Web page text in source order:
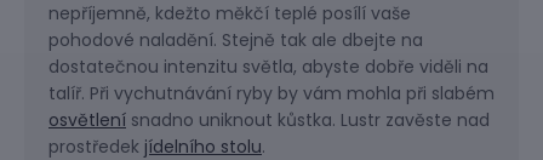
nepříjemně, kdežto měkčí teplé posílí vaše
pohodové naladění. Stejně tak ale dbejte na
dostatečnou intenzitu světla, abyste dobře viděli na
talíř. Při vychutnávání ryby by vám mohla při slabém
osvětlení snadno uniknout kůstka. Lustr zavěste nad
prostředek jídelního stolu.